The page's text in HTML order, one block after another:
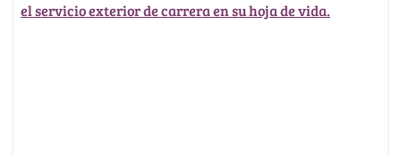
el servicio exterior de carrera en su hoja de vida.